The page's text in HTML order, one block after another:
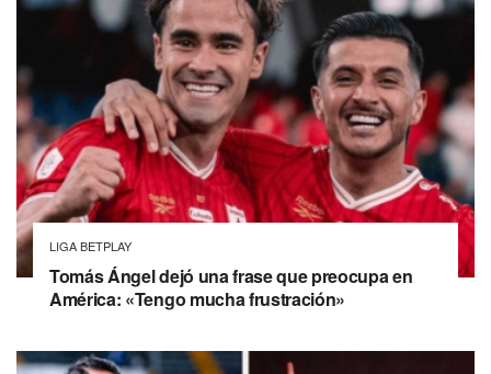
LIGA BETPLAY
Tomás Ángel dejó una frase que preocupa en
América: «Tengo mucha frustración»